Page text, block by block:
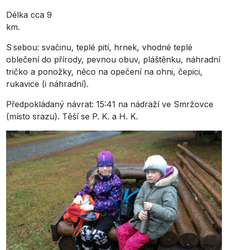
Délka cca 9
km.
S sebou: svačinu, teplé pití, hrnek, vhodné teplé
oblečení do přírody, pevnou obuv, pláštěnku, náhradní
tričko a ponožky, něco na opečení na ohni, čepici,
rukavice (i náhradní).
Předpokládaný návrat: 15:41 na nádraží ve Smržovce
(místo srazu). Těší se P. K. a H. K.